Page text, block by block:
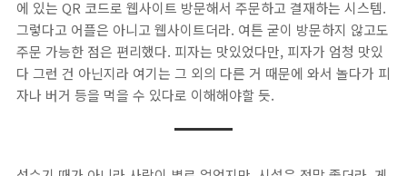
에 있는 QR 코드로 웹사이트 방문해서 주문하고 결재하는 시스템.
그렇다고 어플은 아니고 웹사이트더라. 여튼 굳이 방문하지 않고도
주문 가능한 점은 편리했다. 피자는 맛있었다만, 피자가 엄청 맛있
다 그런 건 아닌지라 여기는 그 외의 다른 거 때문에 와서 놀다가 피
자나 버거 등을 먹을 수 있다로 이해해야할 듯.